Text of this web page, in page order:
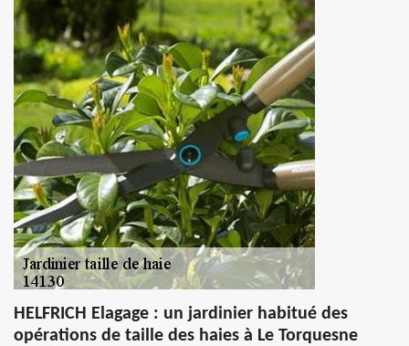
HELFRICH Elagage : un jardinier habitué des
opérations de taille des haies à Le Torquesne